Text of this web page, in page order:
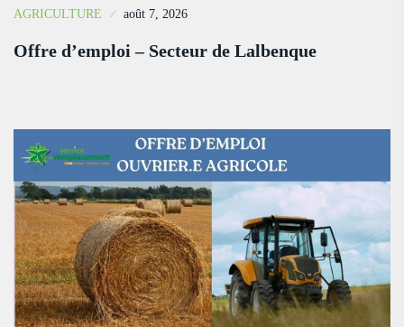
AGRICULTURE août 7, 2026
Offre d’emploi – Secteur de Lalbenque